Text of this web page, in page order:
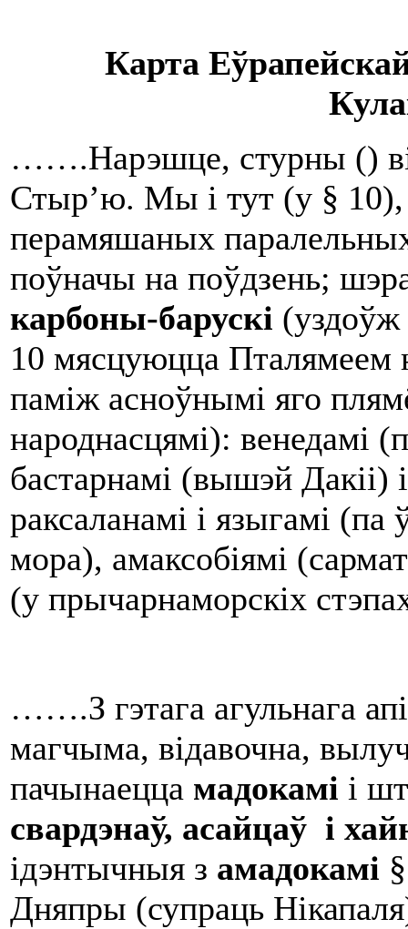
Карта
…….Нарэшце, стурны ()
Стыр’ю. Мы і тут (у §
перамяшаных
поўначы на поўдзень;
карбоны-барускі
10 мясцуюцца Пталямеем
паміж асноўнымі яго
народнасцямі): венедамі
бастарнамі (вышэй Дакіі)
раксаланамі і языгамі
мора), амаксобіямі
(у прычарнаморскіх
…….З гэтага агульнага
магчыма, відавочна,
пачынаецца мадокамі і
свардэнаў, асайцаў і
ідэнтычныя з амадокамі
Дняпры (супраць